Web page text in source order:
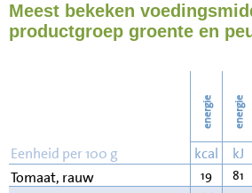
Strijken
Meest bekeken
productgroep groente en
energie energie
Eenheid per 100 g kcal kJ
Tomaat, rauw
19 81